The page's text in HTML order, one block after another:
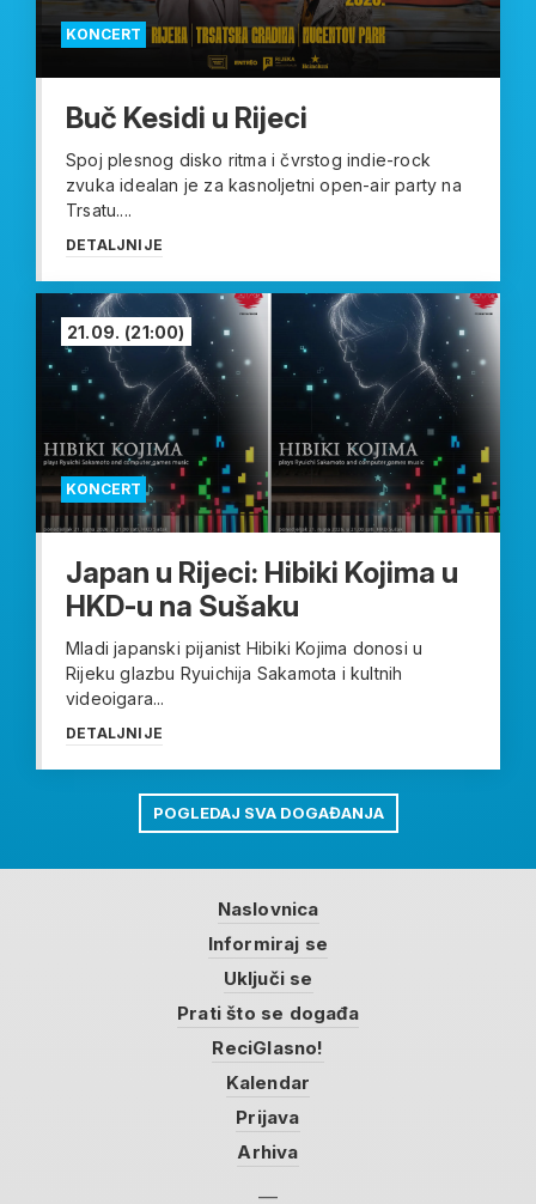
KONCERT
Buč Kesidi u Rijeci
Spoj plesnog disko ritma i čvrstog indie-rock
zvuka idealan je za kasnoljetni open-air party na
Trsatu....
DETALJNIJE
KONCERT
21.09. (21:00)
Japan u Rijeci: Hibiki Kojima u
HKD-u na Sušaku
Mladi japanski pijanist Hibiki Kojima donosi u
Rijeku glazbu Ryuichija Sakamota i kultnih
videoigara...
DETALJNIJE
POGLEDAJ SVA DOGAĐANJA
Naslovnica
Informiraj se
Uključi se
Prati što se događa
ReciGlasno!
Kalendar
Prijava
Arhiva